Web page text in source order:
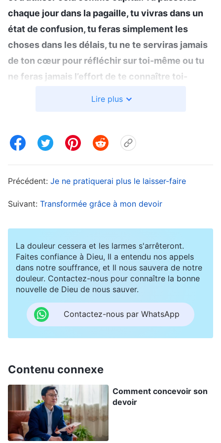
chaque jour dans la pagaille, tu vivras dans un
état de confusion, tu feras simplement les
choses dans les délais, tu ne te serviras jamais
de ton cœur pour réfléchir sur toi-même ou tu
ne feras jamais l’effort de te connaître toi-
consacrer tous tes efforts à quelque chose, tu
quelque chose que tu peux y consacrer tous
tes efforts et faire de ton mieux. Aujourd’hui, il y
commencé à réfléchir à la manière d’accomplir
correctement le devoir d’un être créé afin de
satisfaire le cœur de Dieu. Ils ne sont pas
passivement que le Supérieur donne des ordres
mais prennent des initiatives. À en juger par la
même si c’est toujours en dessous de la norme,
il y a eu un petit progrès, ce qui est bien. Mais
vous ne devez pas vous contenter du statu quo,
vous devez continuer à chercher, continuer à
grandir : ce n’est qu’alors que vous accomplirez
Lire plus
Précédent: Je ne pratiquerai plus le laisser-faire
Suivant: Transformée grâce à mon devoir
La douleur cessera et les larmes s'arrêteront.
Faites confiance à Dieu, Il a entendu nos appels
dans notre souffrance, et Il nous sauvera de notre
douleur. Contactez-nous pour connaître la bonne
nouvelle de Dieu de nous sauver.
Contactez-nous par WhatsApp
Contenu connexe
Comment concevoir son
devoir